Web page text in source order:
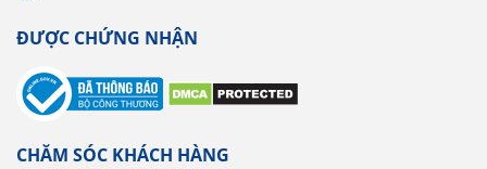
ĐƯỢC CHỨNG NHẬN
CHĂM SÓC KHÁCH HÀNG